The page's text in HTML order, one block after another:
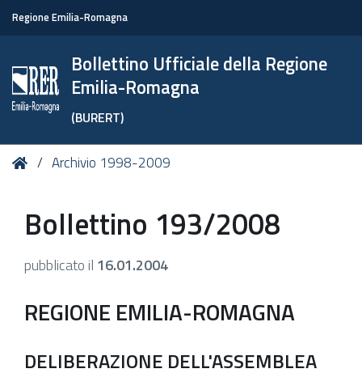
Regione Emilia-Romagna
Bollettino Ufficiale della Regione
Emilia-Romagna
(BURERT)
Tu HomeArchivio 1998-2009
Bollettino 193/2008
pubblicato il 16.01.2004
REGIONE EMILIA-ROMAGNA
DELIBERAZIONE DELL'ASSEMBLEA